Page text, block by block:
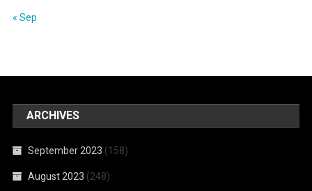
« Sep
ARCHIVES
September 2023 (158)
August 2023 (248)